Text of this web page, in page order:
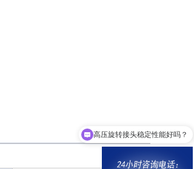
高压旋转接头稳定性能好吗？